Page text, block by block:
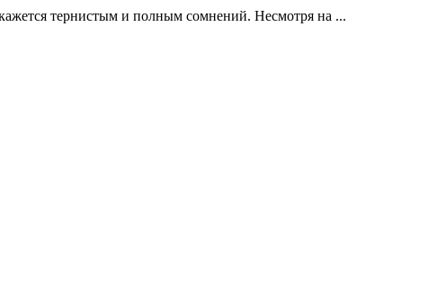
тернистым и полным сомнений. Несмотря на ...